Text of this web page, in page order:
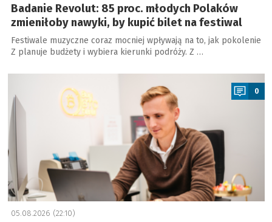
Badanie Revolut: 85 proc. młodych Polaków
zmieniłoby nawyki, by kupić bilet na festiwal
Festiwale muzyczne coraz mocniej wpływają na to, jak pokolenie
Z planuje budżety i wybiera kierunki podróży. Z …
a
0
05.08.2026 (22:10)